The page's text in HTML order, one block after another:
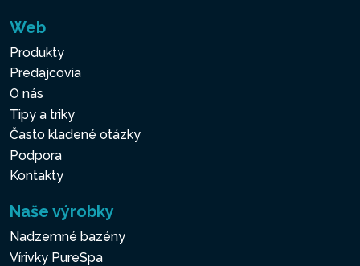
Web
Produkty
Predajcovia
O nás
Tipy a triky
Často kladené otázky
Podpora
Kontakty
Naše výrobky
Nadzemné bazény
Vírivky PureSpa